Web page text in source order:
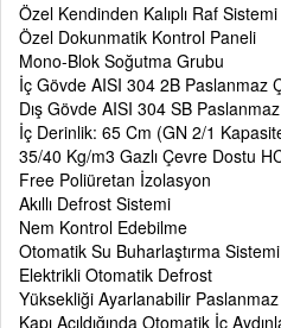
Özel Kendinden Kalıplı Raf Sistemi
Özel Dokunmatik Kontrol Paneli
Mono-Blok Soğutma Grubu
İç Gövde AISI 304 2B Paslanmaz
Dış Gövde AISI 304 SB
İç Derinlik: 65 Cm (GN 2/1
35/40 Kg/m3 Gazlı Çevre Dostu
Free Poliüretan İzolasyon
Akıllı Defrost Sistemi
Nem Kontrol Edebilme
Otomatik Su Buharlaştırma Sistemi
Elektrikli Otomatik Defrost
Yüksekliği Ayarlanabilir
Kapı Açıldığında Otomatik İç